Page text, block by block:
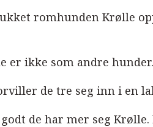
romhunden Krølle
er ikke som andre hunder.
de tre seg inn i en
de har mer seg Krølle.